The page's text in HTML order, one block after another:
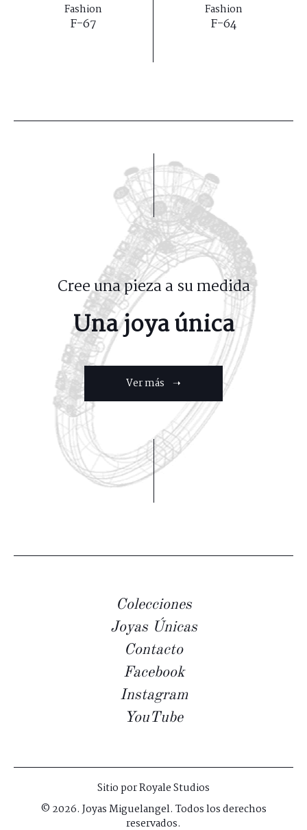
Fashion
F-67
Fashion
F-64
Cree una pieza a su medida
Una joya única
Ver más ➝
Colecciones
Joyas Únicas
Contacto
Facebook
Instagram
YouTube
Sitio porRoyale Studios
© 2026. Joyas Miguelangel. Todos los derechos
reservados.